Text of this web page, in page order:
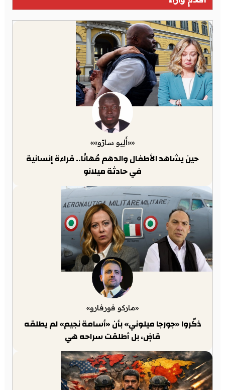
««أَلِيو سارّو»»
حين يشاهد الأطفال والدهم مُهانًا.. قراءة إنسانية
في حادثة ميلانو
«ماركو فورفارو»
ذكّروا «جورجا ميلوني» بأن «أسامة نجيم» لم يطلقه
قاضٍ، بل أطلقت سراحه هي